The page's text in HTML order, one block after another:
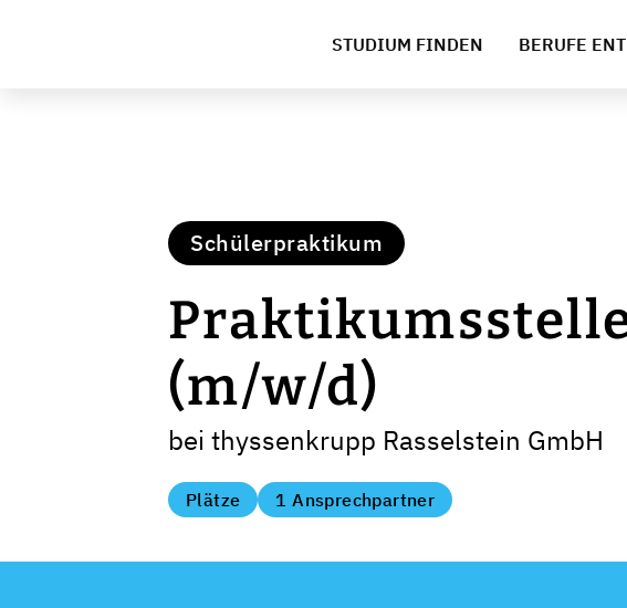
STUDIUM FINDEN BERUFE
Schülerpraktikum
(m/w/d)
bei thyssenkrupp Rasselstein GmbH
Plätze 1 Ansprechpartner